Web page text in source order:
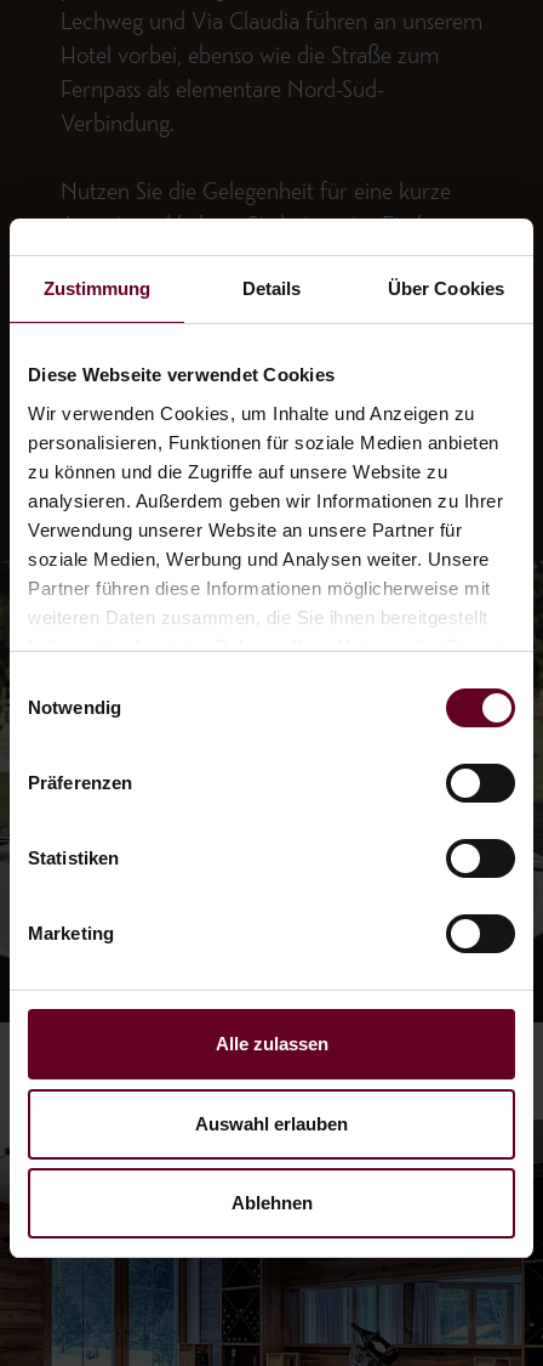
Zustimmung Details Über Cookies
Diese Webseite verwendet Cookies
Wir verwenden Cookies, um Inhalte und Anzeigen zu
personalisieren, Funktionen für soziale Medien anbieten
zu können und die Zugriffe auf unsere Website zu
analysieren. Außerdem geben wir Informationen zu Ihrer
Verwendung unserer Website an unsere Partner für
soziale Medien, Werbung und Analysen weiter. Unsere
Partner führen diese Informationen möglicherweise mit
weiteren Daten zusammen, die Sie ihnen bereitgestellt
haben oder die sie im Rahmen Ihrer Nutzung der Dienste
Einwilligungsauswahl
Notwendig
Präferenzen
Statistiken
Marketing
Alle zulassen
Auswahl erlauben
Ablehnen
Lechweg und Via Claudia führen an unserem
Hotel vorbei, ebenso wie die Straße zum
Fernpass als elementare Nord-Süd-
Verbindung.
Nutzen Sie die Gelegenheit für eine kurze
am See ein – egal, ob im Restaurant oder
einer unserer beiden Sonnenterrassen. Ob
Kaffee und feiner Kuchen oder herzhafte
Köstlichkeiten: Genießen Sie bei uns, worauf